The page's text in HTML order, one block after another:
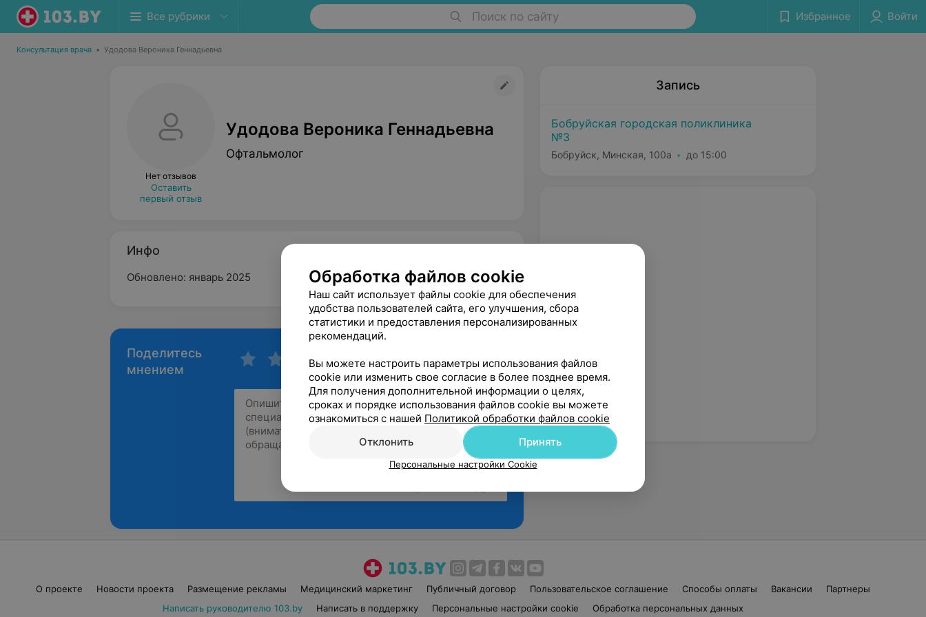
Все рубрики Поиск по сайту Избранное Войти
Консультация врача • Удодова Вероника Геннадьевна
Нет отзывов
Оставить
первый отзыв
Удодова Вероника Геннадьевна
Офтальмолог
Инфо
Обновлено: январь 2025
Поделитесь
мнением
Запись
Бобруйская городская поликлиника
№3
Бобруйск, Минская, 100а до 15:00
О проекте Новости проекта Размещение рекламы Медицинский маркетинг Публичный договор Пользовательское соглашение Способы оплаты Вакансии
Партнеры
Написать руководителю 103.by
Написать в поддержку Персональные настройки cookie Обработка персональных данных
Обработка файлов cookie
Наш сайт использует файлы cookie для обеспечения
удобства пользователей сайта, его улучшения, сбора
статистики и предоставления персонализированных
рекомендаций.
Вы можете настроить параметры использования файлов
cookie или изменить свое согласие в более позднее время.
Для получения дополнительной информации о целях,
сроках и порядке использования файлов cookie вы можете
ознакомиться с нашей Политикой обработки файлов cookie
Отклонить
Принять
Персональные настройки Cookie